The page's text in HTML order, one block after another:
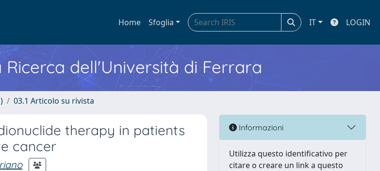
Home Sfoglia IT LOGIN
dell'Università di Ferrara
03.1 Articolo su rivista
therapy in patients
cancer
Informazioni
Utilizza questo identificativo per
citare o creare un link a questo